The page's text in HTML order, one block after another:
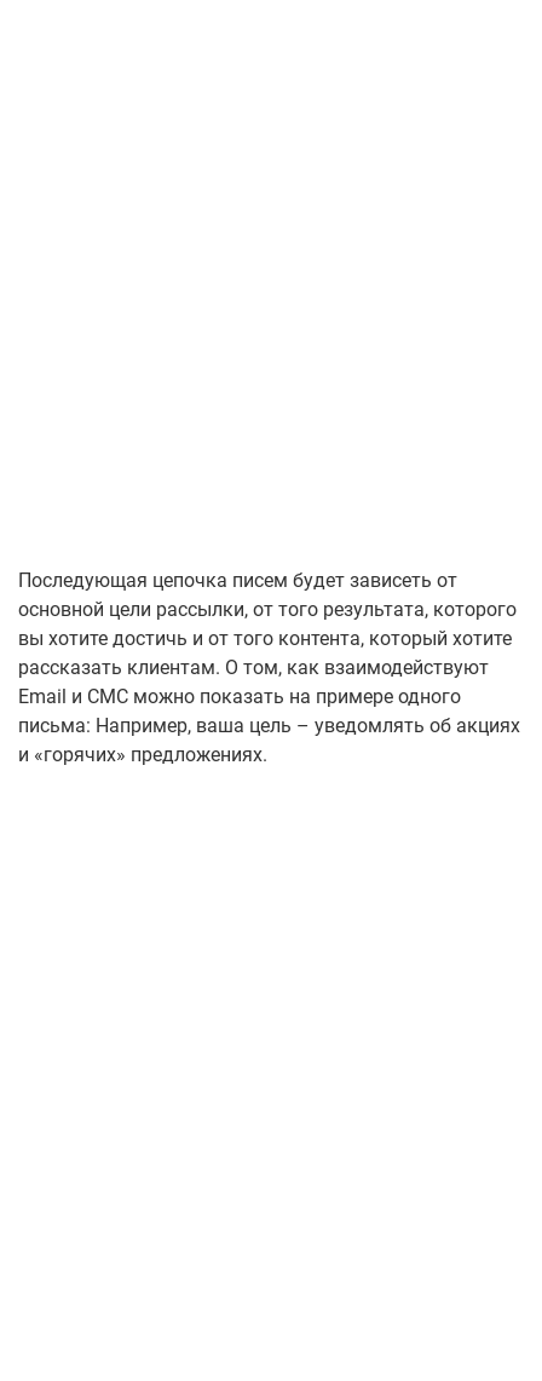
Последующая цепочка писем будет зависеть от
основной цели рассылки, от того результата, которого
вы хотите достичь и от того контента, который хотите
рассказать клиентам. О том, как взаимодействуют
Email и СМС можно показать на примере одного
письма: Например, ваша цель – уведомлять об акциях
и «горячих» предложениях.